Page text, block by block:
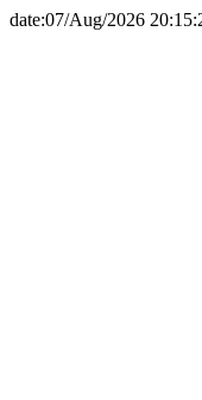
date:07/Aug/2026